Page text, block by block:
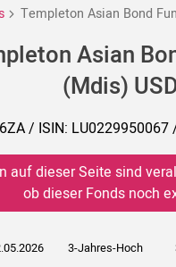
Templeton Asian Bond
Asian
(Mdis)
/ ISIN:
auf dieser Seite sind
ob dieser Fonds noch
3-Jahres-Hoch